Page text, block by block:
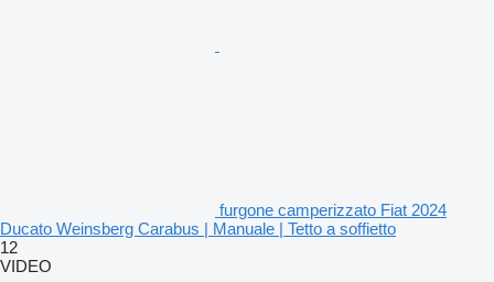
furgone camperizzato Fiat 2024
Ducato Weinsberg Carabus | Manuale | Tetto a soffietto
12
VIDEO